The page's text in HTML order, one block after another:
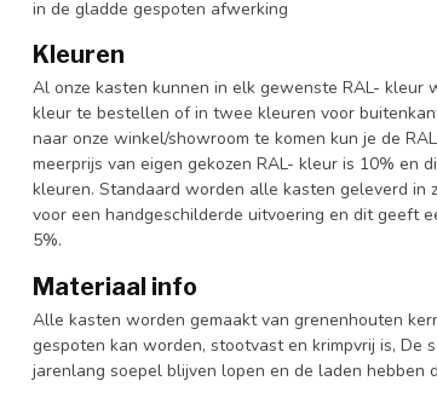
in de gladde gespoten afwerking
Kleuren
Al onze kasten kunnen in elk gewenste RAL- kleur
kleur te bestellen of in twee kleuren voor
naar onze winkel/showroom te komen kun je de
meerprijs van eigen gekozen RAL- kleur is 10%
kleuren. Standaard worden alle kasten geleverd in
voor een handgeschilderde uitvoering en dit geeft
5%.
Materiaal info
Alle kasten worden gemaakt van grenenhouten
gespoten kan worden, stootvast en krimpvrij is, De
jarenlang soepel blijven lopen en de laden hebben